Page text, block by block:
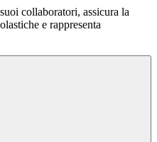
collaboratori, assicura la
e rappresenta